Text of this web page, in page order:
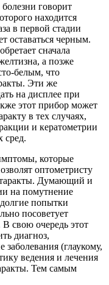
говорит
находится
в первой стадии
оставаться черным.
сначала
а позже
белым, что
Эти же
на дисплее при
этот прибор может
в тех случаях,
и кератометрии
сред.
которые
оптометристу
Думающий и
на помутнение
долгие попытки
посоветует
В свою очередь этот
диагноз,
(глаукому,
ведения и лечения
Тем самым